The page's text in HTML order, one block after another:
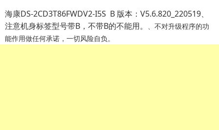
海康DS-2CD3T86FWDV2-I5S B 版本：V5.6.820_220519、
注意机身标签型号带B，不带B的不能用。
、不对升级程序的功
能作用做任何承诺，一切风险自负。